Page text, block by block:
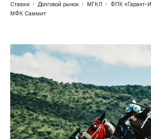
Ставки Долговой рынок МГКЛ ФПК «Гарант-
МФК Саммит